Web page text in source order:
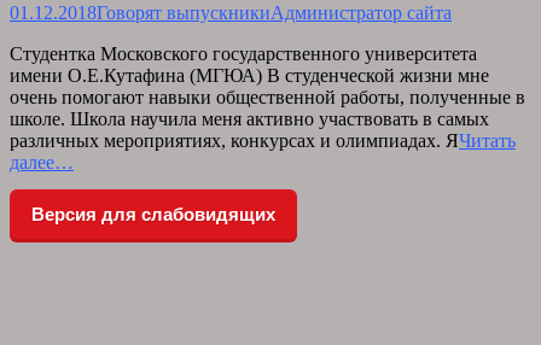
01.12.2018Говорят выпускникиАдминистратор сайта
Студентка Московского государственного университета
имени О.Е.Кутафина (МГЮА) В студенческой жизни мне
очень помогают навыки общественной работы, полученные в
школе. Школа научила меня активно участвовать в самых
различных мероприятиях, конкурсах и олимпиадах. ЯЧитать
далее…
Версия для слабовидящих